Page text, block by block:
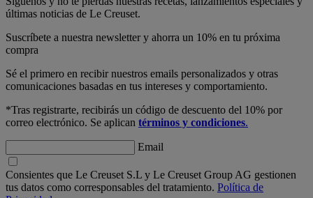
últimas noticias de Le Creuset.
Suscríbete a nuestra newsletter y ahorra un 10% en tu próxima
compra
Sé el primero en recibir nuestros emails personalizados y otras
comunicaciones basadas en tus intereses y comportamiento.
*Tras registrarte, recibirás un código de descuento del 10% por
correo electrónico. Se aplican términos y condiciones.
Email
Consientes que Le Creuset S.L y Le Creuset Group AG gestionen
tus datos como corresponsables del tratamiento. Política de